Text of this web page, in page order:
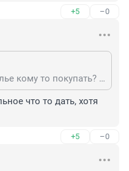
+5 –0
Если богатые значить жилье кому то покупать? Что за манера сразу переводит стрелку на другого.Вы сами купите хоть сок и фрукты или тот же халат,а не указывать кому то,что делать.
что то дать, хотя
+5 –0